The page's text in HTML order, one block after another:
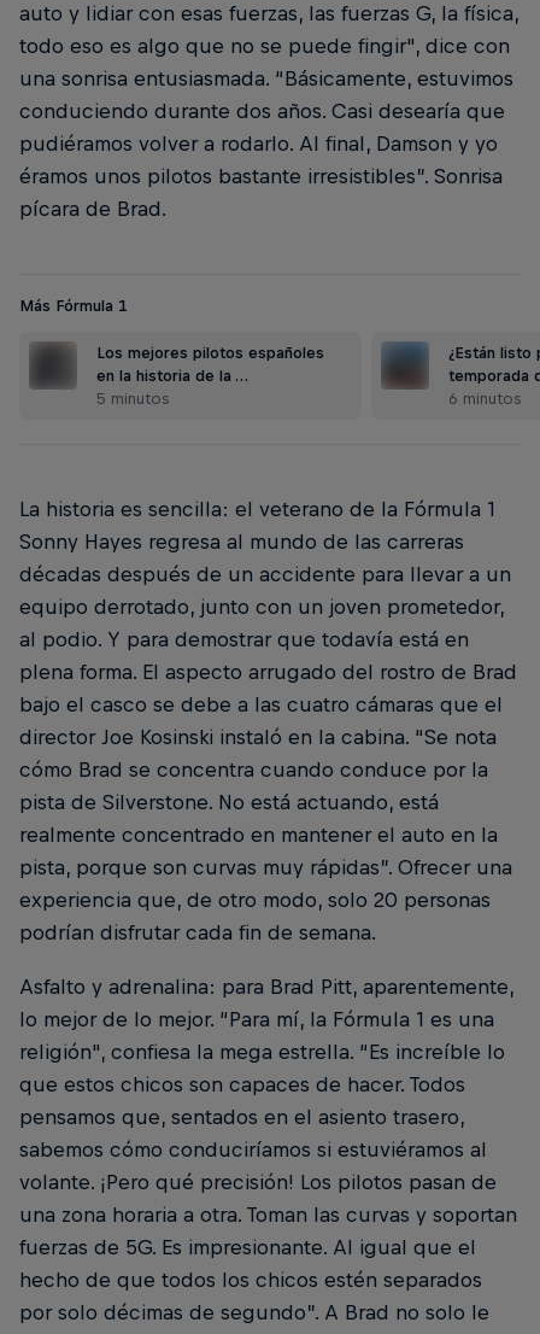
auto y lidiar con esas fuerzas, las fuerzas G, la física,
todo eso es algo que no se puede fingir", dice con
una sonrisa entusiasmada. “Básicamente, estuvimos
conduciendo durante dos años. Casi desearía que
pudiéramos volver a rodarlo. Al final, Damson y yo
éramos unos pilotos bastante irresistibles”. Sonrisa
pícara de Brad.
Más Fórmula 1
Los mejores pilotos españoles
en la historia de la …
5 minutos
¿Están listo
temporada
6 minutos
La historia es sencilla: el veterano de la Fórmula 1
Sonny Hayes regresa al mundo de las carreras
décadas después de un accidente para llevar a un
equipo derrotado, junto con un joven prometedor,
al podio. Y para demostrar que todavía está en
plena forma. El aspecto arrugado del rostro de Brad
bajo el casco se debe a las cuatro cámaras que el
director Joe Kosinski instaló en la cabina. “Se nota
cómo Brad se concentra cuando conduce por la
pista de Silverstone. No está actuando, está
realmente concentrado en mantener el auto en la
pista, porque son curvas muy rápidas”. Ofrecer una
experiencia que, de otro modo, solo 20 personas
podrían disfrutar cada fin de semana.
Asfalto y adrenalina: para Brad Pitt, aparentemente,
lo mejor de lo mejor. “Para mí, la Fórmula 1 es una
religión", confiesa la mega estrella. “Es increíble lo
que estos chicos son capaces de hacer. Todos
pensamos que, sentados en el asiento trasero,
sabemos cómo conduciríamos si estuviéramos al
volante. ¡Pero qué precisión! Los pilotos pasan de
una zona horaria a otra. Toman las curvas y soportan
fuerzas de 5G. Es impresionante. Al igual que el
hecho de que todos los chicos estén separados
por solo décimas de segundo”. A Brad no solo le